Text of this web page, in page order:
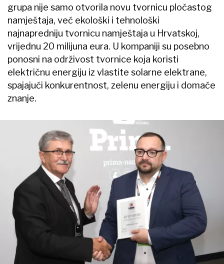
grupa nije samo otvorila novu tvornicu pločastog
namještaja, već ekološki i tehnološki
najnapredniju tvornicu namještaja u Hrvatskoj,
vrijednu 20 milijuna eura. U kompaniji su posebno
ponosni na održivost tvornice koja koristi
električnu energiju iz vlastite solarne elektrane,
spajajući konkurentnost, zelenu energiju i domaće
znanje.